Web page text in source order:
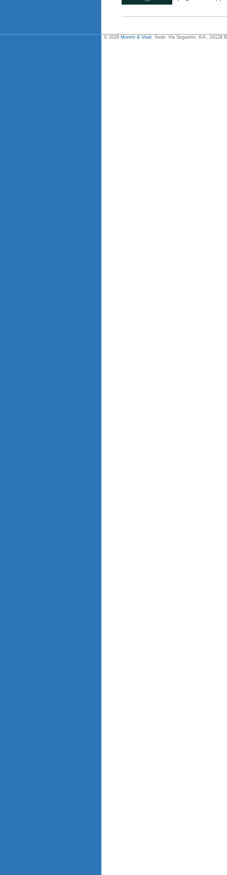
© 2026 Moretti & Vitali . Sede: Via Segantini, 6/A . 24128